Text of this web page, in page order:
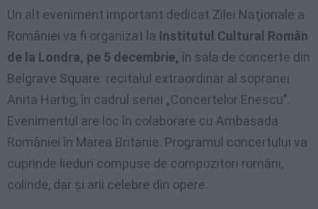
Un alt eveniment important dedicat Zilei Naţionale a
României va fi organizat la Institutul Cultural Român
de la Londra, pe 5 decembrie, în sala de concerte din
Belgrave Square: recitalul extraordinar al sopranei
Anita Hartig, în cadrul seriei „Concertelor Enescu”.
Evenimentul are loc în colaborare cu Ambasada
României în Marea Britanie. Programul concertului va
cuprinde lieduri compuse de compozitori români,
colinde, dar şi arii celebre din opere.